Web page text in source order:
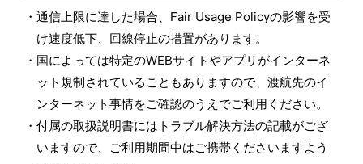
通信上限に達した場合、Fair Usage Policyの影響を受
け速度低下、回線停止の措置があります。
国によっては特定のWEBサイトやアプリがインターネ
ット規制されていることもありますので、渡航先のイ
ンターネット事情をご確認のうえでご利用ください。
付属の取扱説明書にはトラブル解決方法の記載がござ
いますので、ご利用期間中はご携帯くださいますよう